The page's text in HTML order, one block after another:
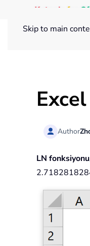
Skip to main
Kutools for
Author
LN fonksiyonu